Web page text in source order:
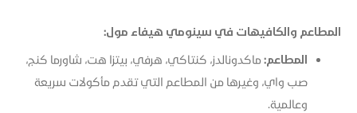
المطاعم والكافيهات في سينومي هيفاء مول:
المطاعم: ماكدونالدز، كنتاكي، هرفي، بيتزا هت، شاورما كنج،
صب واي، وغيرها من المطاعم التي تقدم مأكولات سريعة
وعالمية.​